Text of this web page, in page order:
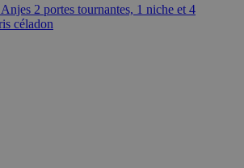
2 portes tournantes, 1 niche et 4
céladon